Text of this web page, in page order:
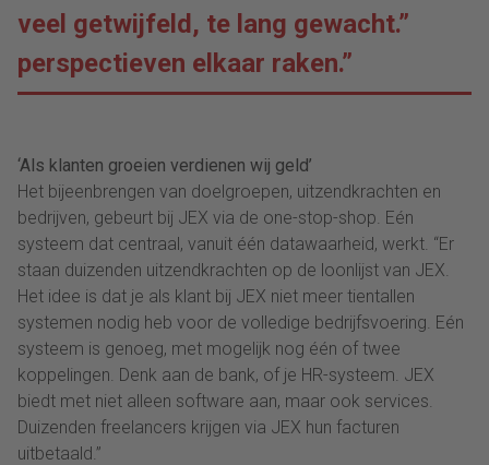
veel getwijfeld, te lang gewacht.”
perspectieven elkaar raken.”
‘Als klanten groeien verdienen wij geld’
Het bijeenbrengen van doelgroepen, uitzendkrachten en
bedrijven, gebeurt bij JEX via de one-stop-shop. Eén
systeem dat centraal, vanuit één datawaarheid, werkt. “Er
staan duizenden uitzendkrachten op de loonlijst van JEX.
Het idee is dat je als klant bij JEX niet meer tientallen
systemen nodig heb voor de volledige bedrijfsvoering. Eén
systeem is genoeg, met mogelijk nog één of twee
koppelingen. Denk aan de bank, of je HR-systeem. JEX
biedt met niet alleen software aan, maar ook services.
Duizenden freelancers krijgen via JEX hun facturen
uitbetaald.”